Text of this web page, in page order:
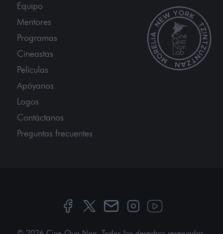
Equipo
Mentores
Programas
Cineastas
Películas
Apóyanos
Logos
Contáctanos
Preguntas frecuentes